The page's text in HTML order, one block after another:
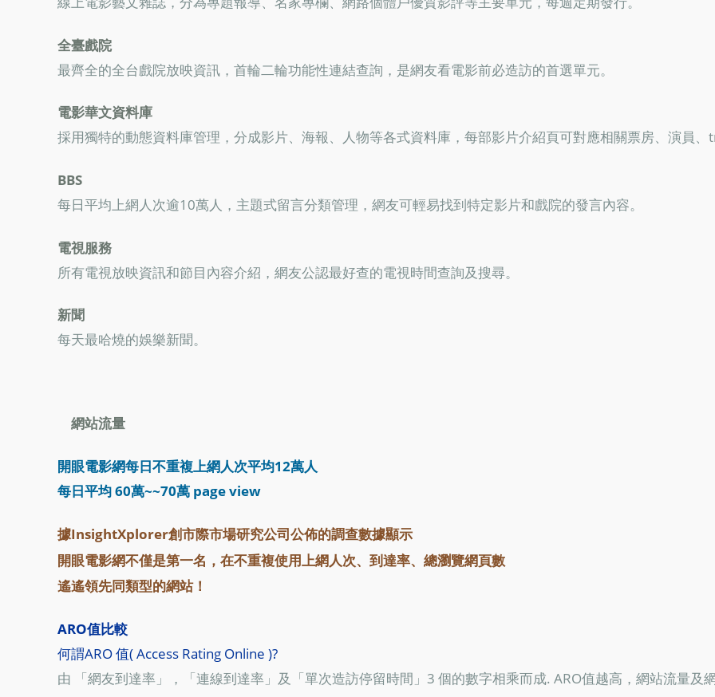
全臺戲院
最齊全的全台戲院放映資訊，首輪二輪功能性連結查詢，是網友看電影前必造訪的首選單元。
電影華文資料庫
採用獨特的動態資料庫管理，分成影片、海報、人物等各式資料庫，每部影片介紹頁可對應相關票房、演員、
BBS
每日平均上網人次逾10萬人，主題式留言分類管理，網友可輕易找到特定影片和戲院的發言內容。
電視服務
所有電視放映資訊和節目內容介紹，網友公認最好查的電視時間查詢及搜尋。
新聞
每天最哈燒的娛樂新聞。
網站流量
開眼電影網每日不重複上網人次平均12萬人
每日平均 60萬~~70萬 page view
據InsightXplorer創市際市場研究公司公佈的調查數據顯示
開眼電影網不僅是第一名，在不重複使用上網人次、到達率、總瀏覽網頁數
遙遙領先同類型的網站！
ARO值比較
何謂ARO 值( Access Rating Online )?
由 「網友到達率」，「連線到達率」及「單次造訪停留時間」3 個的數字相乘而成. ARO值越高，網站流量及網